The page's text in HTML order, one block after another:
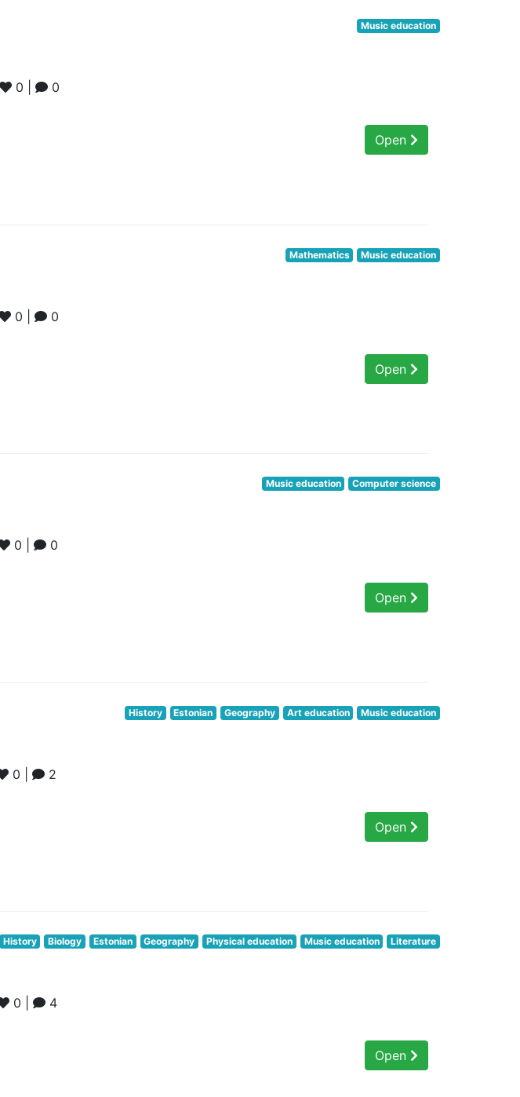
Music education
0 |
0
Open
Mathematics Music education
0 |
0
Open
Music education Computer science
0 |
0
Open
History Estonian Geography Art education Music education
0 |
2
Open
History Biology Estonian Geography Physical education Music education Literature
0 |
4
Open